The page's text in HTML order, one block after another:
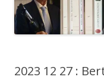
2023 12 27 :